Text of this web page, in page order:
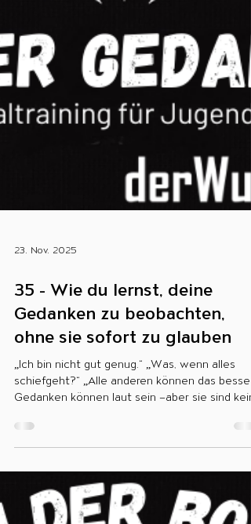
35 - Wie du lernst, deine
Gedanken zu beobachten,
„Ich bin nicht gut genug.“ „Was, wenn alles
schiefgeht?“ „Alle anderen können das
Gedanken können laut sein –aber sie sind
Fakten. In der neuen Folge von Sei der Boss